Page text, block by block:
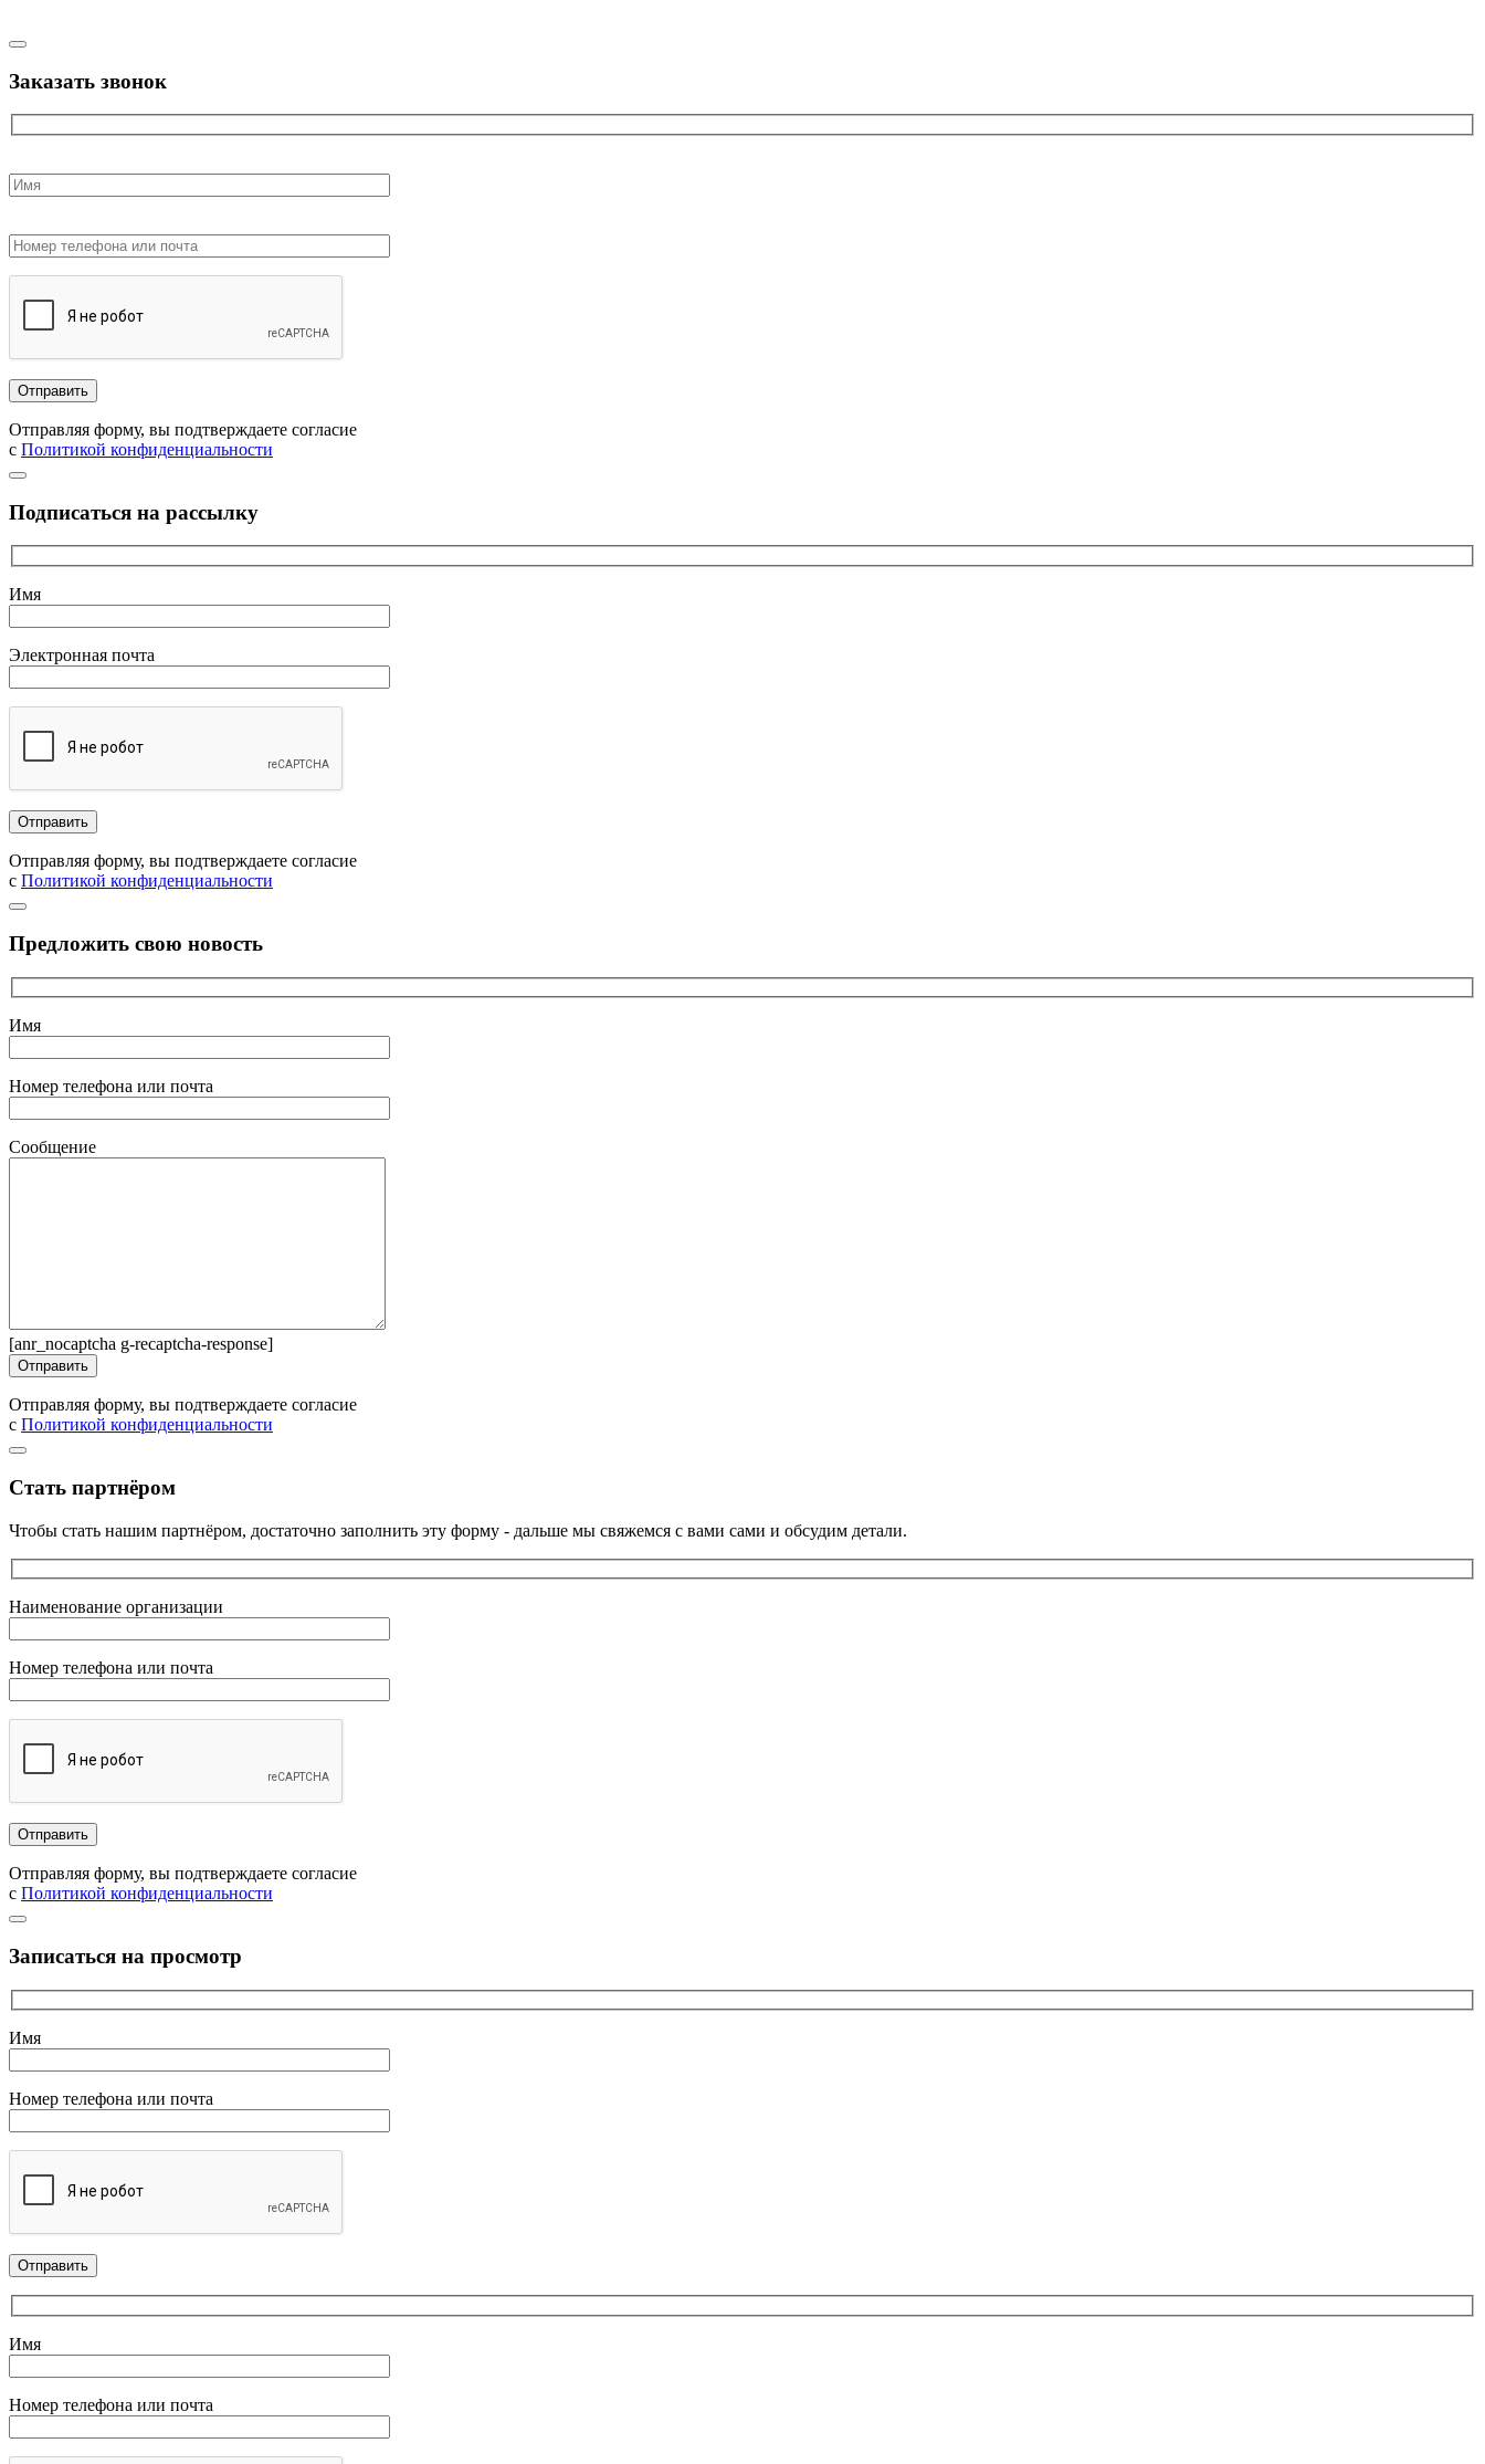
Заказать звонок
Отправляя форму, вы подтверждаете согласие
с Политикой конфиденциальности
Подписаться на рассылку
Имя
Электронная почта
Отправляя форму, вы подтверждаете согласие
с Политикой конфиденциальности
Предложить свою новость
Имя
Номер телефона или почта
Сообщение
[anr_nocaptcha g-recaptcha-response]
Отправляя форму, вы подтверждаете согласие
с Политикой конфиденциальности
Стать партнёром
Чтобы стать нашим партнёром, достаточно заполнить эту форму - дальше мы свяжемся с вами сами и обсудим детали.
Наименование организации
Номер телефона или почта
Отправляя форму, вы подтверждаете согласие
с Политикой конфиденциальности
Записаться на просмотр
Имя
Номер телефона или почта
Имя
Номер телефона или почта